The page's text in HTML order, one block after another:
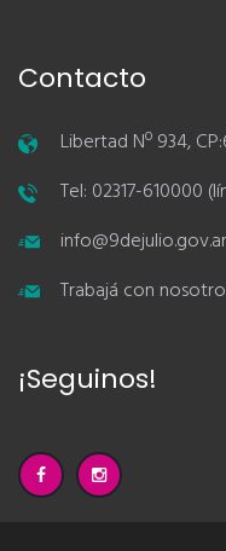
Contacto
Libertad Nº 934,
Tel: 02317-610000
info@9dejulio.gov.ar
Trabajá con
¡Seguinos!